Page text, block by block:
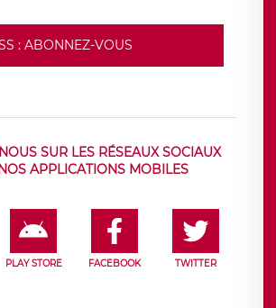
: ABONNEZ-VOUS
SUR LES RÉSEAUX SOCIAUX
APPLICATIONS MOBILES
PLAY STORE FACEBOOK TWITTER